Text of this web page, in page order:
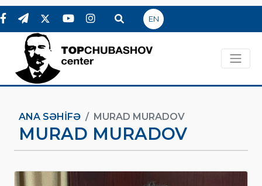
EN
ANA SƏHIFƏ MURAD MURADOV
MURAD MURADOV